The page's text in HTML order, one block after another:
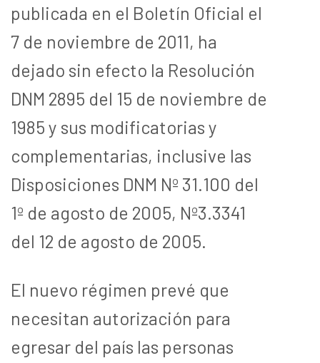
publicada en el Boletín Oficial el
7 de noviembre de 2011, ha
dejado sin efecto la Resolución
DNM 2895 del 15 de noviembre de
1985 y sus modificatorias y
complementarias, inclusive las
Disposiciones DNM Nº 31.100 del
1º de agosto de 2005, Nº3.3341
del 12 de agosto de 2005.
El nuevo régimen prevé que
necesitan autorización para
egresar del país las personas